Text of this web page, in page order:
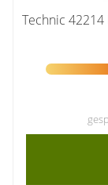
Technic